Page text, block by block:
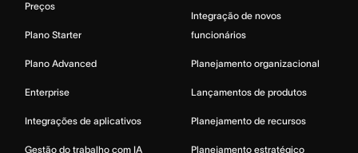
Preços
Plano Starter
Plano Advanced
Enterprise
Integrações de aplicativos
Gestão do trabalho com IA
Integração de novos
funcionários
Planejamento organizacional
Lançamentos de produtos
Planejamento de recursos
Planejamento estratégico